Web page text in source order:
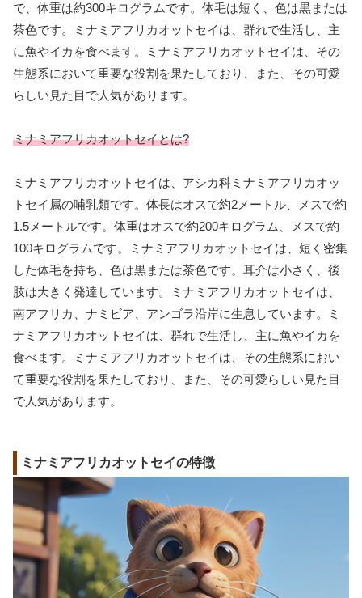
で、体重は約300キログラムです。体毛は短く、色は黒または
茶色です。ミナミアフリカオットセイは、群れで生活し、主
に魚やイカを食べます。ミナミアフリカオットセイは、その
生態系において重要な役割を果たしており、また、その可愛
らしい見た目で人気があります。
ミナミアフリカオットセイとは?
ミナミアフリカオットセイは、アシカ科ミナミアフリカオッ
トセイ属の哺乳類です。体長はオスで約2メートル、メスで約
1.5メートルです。体重はオスで約200キログラム、メスで約
100キログラムです。ミナミアフリカオットセイは、短く密集
した体毛を持ち、色は黒または茶色です。耳介は小さく、後
肢は大きく発達しています。ミナミアフリカオットセイは、
南アフリカ、ナミビア、アンゴラ沿岸に生息しています。ミ
ナミアフリカオットセイは、群れで生活し、主に魚やイカを
食べます。ミナミアフリカオットセイは、その生態系におい
て重要な役割を果たしており、また、その可愛らしい見た目
で人気があります。
ミナミアフリカオットセイの特徴